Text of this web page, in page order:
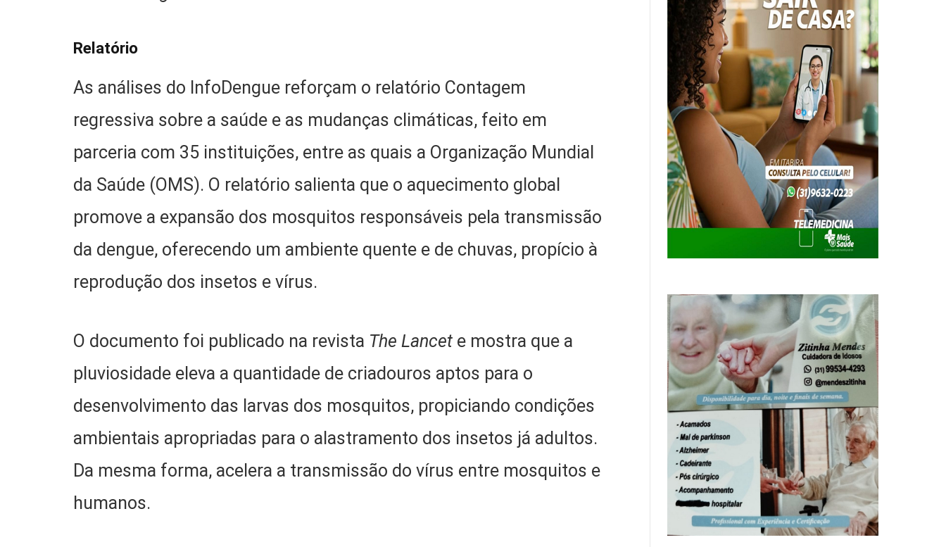
Relatório
As análises do InfoDengue reforçam o relatório Contagem
regressiva sobre a saúde e as mudanças climáticas, feito em
parceria com 35 instituições, entre as quais a Organização Mundial
da Saúde (OMS). O relatório salienta que o aquecimento global
promove a expansão dos mosquitos responsáveis pela transmissão
da dengue, oferecendo um ambiente quente e de chuvas, propício à
reprodução dos insetos e vírus.
O documento foi publicado na revista The Lancet e mostra que a
pluviosidade eleva a quantidade de criadouros aptos para o
desenvolvimento das larvas dos mosquitos, propiciando condições
ambientais apropriadas para o alastramento dos insetos já adultos.
Da mesma forma, acelera a transmissão do vírus entre mosquitos e
humanos.